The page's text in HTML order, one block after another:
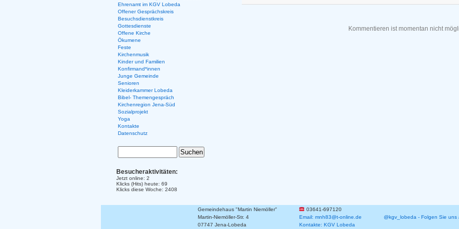
Kommentieren ist momentan nicht
Ehrenamt im KGV Lobeda
Offener Gesprächskreis
Besuchsdienstkreis
Gottesdienste
Offene Kirche
Ökumene
Feste
Kirchenmusik
Kinder und Familien
Konfirmand*innen
Junge Gemeinde
Senioren
Kleiderkammer Lobeda
Bibel- Themengespräch
Kirchenregion Jena-Süd
Sozialprojekt
Yoga
Kontakte
Datenschutz
Besucheraktivitäten:
Jetzt online: 2
Klicks (Hits) heute: 69
Klicks diese Woche: 2408
Gemeindehaus "Martin Niemöller"
03641-697120
Martin-Niemöller-Str. 4
Email: mnh83@t-online.de
@kgv_lobeda - Folgen Sie uns
07747 Jena-Lobeda
Kontakte: KGV Lobeda